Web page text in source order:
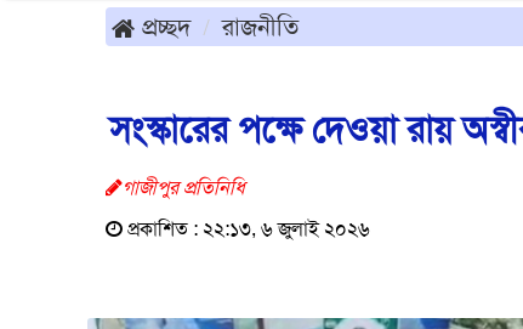
প্রচ্ছদ রাজনীতি
সংস্কারের পক্ষে দেওয়া রায়
গাজীপুর প্রতিনিধি
প্রকাশিত : ২২:১৩, ৬ জুলাই ২০২৬